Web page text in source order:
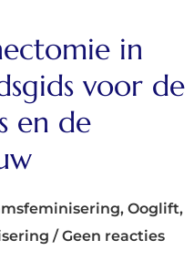
in
voor de
en de
, Ooglift,
/ Geen reacties